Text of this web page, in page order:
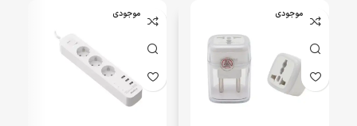
اتمام موجودی اتمام موجودی